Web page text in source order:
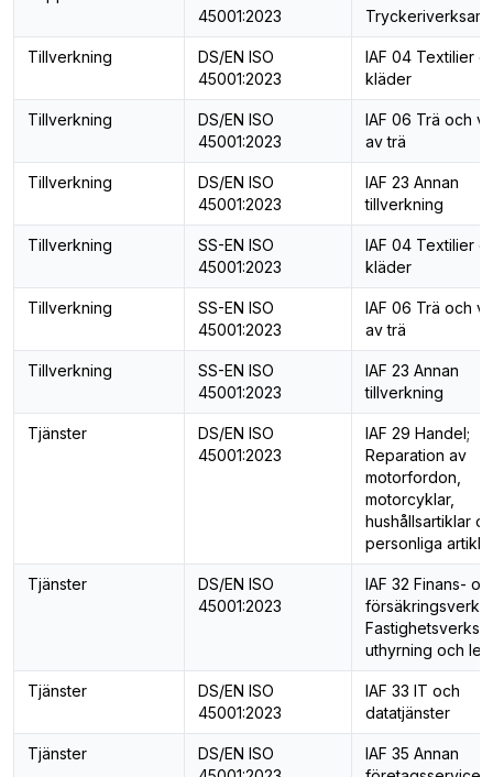
45001:2023
Tillverkning
DS/EN ISO
45001:2023
IAF 04 Textilier
kläder
Tillverkning
DS/EN ISO
45001:2023
IAF 06 Trä och
av trä
Tillverkning
DS/EN ISO
45001:2023
IAF 23 Annan
tillverkning
Tillverkning
SS-EN ISO
45001:2023
IAF 04 Textilier
kläder
Tillverkning
SS-EN ISO
45001:2023
IAF 06 Trä och
av trä
Tillverkning
SS-EN ISO
45001:2023
IAF 23 Annan
tillverkning
Tjänster
DS/EN ISO
45001:2023
IAF 29 Handel;
Reparation av
motorfordon,
motorcyklar,
hushållsartiklar
personliga
Tjänster
DS/EN ISO
45001:2023
IAF 32 Finans-
uthyrning och
Tjänster
DS/EN ISO
45001:2023
IAF 33 IT och
datatjänster
Tjänster
DS/EN ISO
IAF 35 Annan